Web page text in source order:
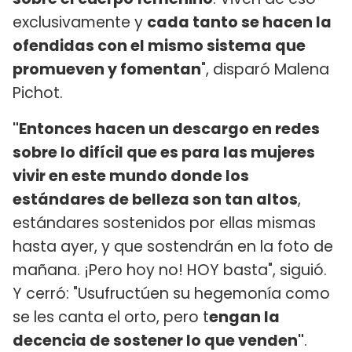
exclusivamente y cada tanto se hacen la
ofendidas con el mismo sistema que
promueven y fomentan", disparó Malena
Pichot.
"Entonces hacen un descargo en redes
sobre lo difícil que es para las mujeres
vivir en este mundo donde los
estándares de belleza son tan altos,
estándares sostenidos por ellas mismas
hasta ayer, y que sostendrán en la foto de
mañana. ¡Pero hoy no! HOY basta", siguió.
Y cerró: "Usufructúen su hegemonía como
se les canta el orto, pero tengan la
decencia de sostener lo que venden".